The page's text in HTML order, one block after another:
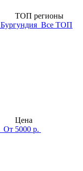
ТОП регионы
Бургундия Все ТОП
Цена
От 5000 р.